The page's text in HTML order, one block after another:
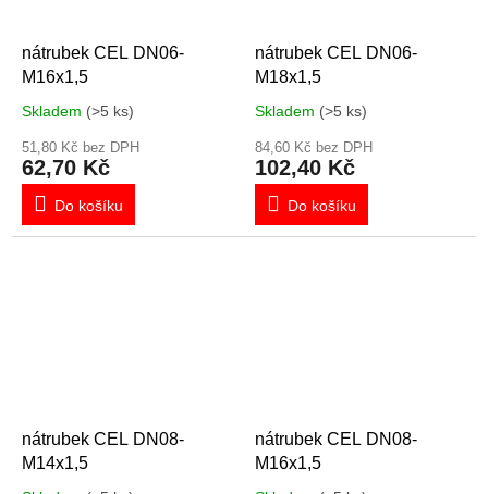
nátrubek CEL DN06-
M16x1,5
Skladem (>5 ks)
51,80 Kč bez DPH
62,70 Kč
Do košíku
nátrubek CEL DN06-
M18x1,5
Skladem (>5 ks)
84,60 Kč bez DPH
102,40 Kč
Do košíku
nátrubek CEL DN08-
M14x1,5
nátrubek CEL DN08-
M16x1,5